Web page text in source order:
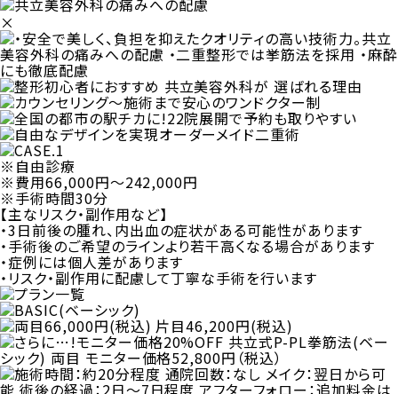
×
※自由診療
※費用66,000円〜242,000円
※手術時間30分
【主なリスク・副作用など】
・3日前後の腫れ、内出血の症状がある可能性があります
・手術後のご希望のラインより若干高くなる場合があります
・症例には個人差があります
・リスク・副作用に配慮して丁寧な手術を行います